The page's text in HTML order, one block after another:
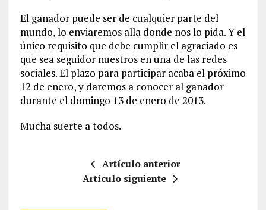
El ganador puede ser de cualquier parte del
mundo, lo enviaremos alla donde nos lo pida. Y el
único requisito que debe cumplir el agraciado es
que sea seguidor nuestros en una de las redes
sociales. El plazo para participar acaba el próximo
12 de enero, y daremos a conocer al ganador
durante el domingo 13 de enero de 2013.
Mucha suerte a todos.
Artículo anterior
Artículo siguiente